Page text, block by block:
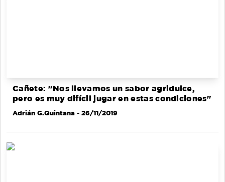
Cañete: "Nos llevamos un sabor agridulce,
pero es muy difícil jugar en estas condiciones"
Adrián G.Quintana - 26/11/2019